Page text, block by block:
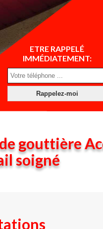
ETRE RAPPELÉ
IMMÉDIATEMENT:
gouttière
soigné